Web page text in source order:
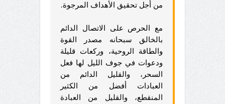
من أجل تحقيق الأهداف المرجوة.
مع الحرص على الاتصال الدائم
بالخالق سبحانه مصدر القوة
والطاقة الروحية، وركعات قليلة
ودعوات في جوف الليل لها فعل
السحر، والقليل الدائم من
العبادات أفضل من الكثير
المنقطع، والقليل من العبادة